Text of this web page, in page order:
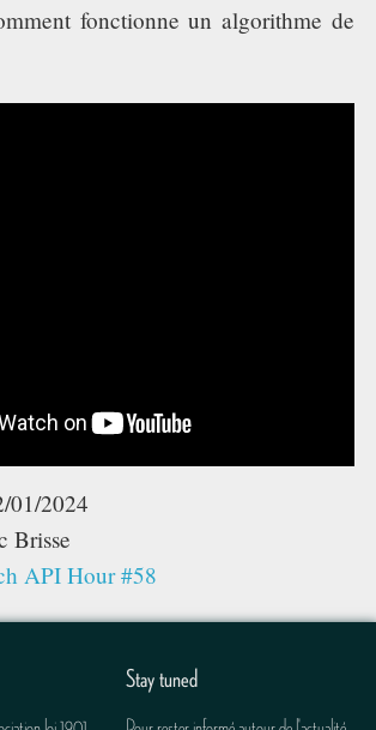
fonctionne un algorithme de
01/2024
Brisse
API Hour #58
Stay tuned